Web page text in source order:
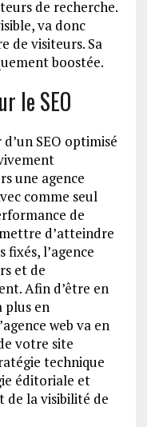
de recherche.
va donc
de visiteurs. Sa
boostée.
le SEO
SEO optimisé
une agence
comme seul
de
d’atteindre
fixés, l’agence
et de
Afin d’être en
plus en
web va en
votre site
technique
éditoriale et
de la visibilité de